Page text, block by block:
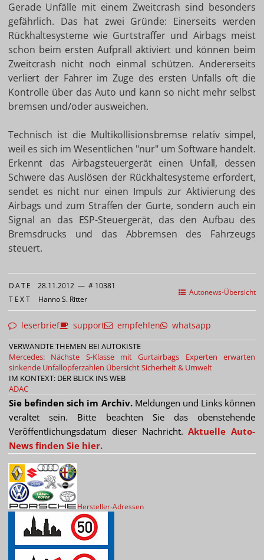
Gerade Unfälle mit einem Zweitcrash sind besonders
gefährlich. Das hat zwei Gründe: Einerseits werden
Rückhaltesysteme wie Gurtstraffer und Airbags meist
schon beim ersten Aufprall aktiviert und können beim
Zweitcrash nicht noch einmal schützen. Andererseits
verliert der Fahrer im Zuge des ersten Unfalls oft die
Kontrolle über das Auto und kann so nicht mehr selbst
bremsen und/oder ausweichen.
Technisch ist die Multikollisionsbremse relativ simpel,
weil es sich im Wesentlichen "nur" um Software handelt.
Erkennt das Airbagsteuergerät einen Unfall, dessen
Schwere das Auslösen der Rückhaltesysteme erfordert,
sendet es nicht nur einen Impuls zur Aktivierung des
Airbags und zum Straffen der Gurte, sondern auch ein
Signal an das ESP-Steuergerät, das den Aufbau des
Bremsdrucks und das Abbremsen des Fahrzeugs
steuert.
Autonews-Übersicht
DATE 28.11.2012 — # 10381
TEXT Hanno S. Ritter
leserbrief support empfehlen whatsapp
VERWANDTE THEMEN BEI AUTOKISTE
Mercedes: Nächste S-Klasse mit Gurtairbags
Experten erwarten
sinkende Unfallopferzahlen Übersicht Sicherheit & Umwelt
IM KONTEXT: DER BLICK INS WEB
ADAC
Sie befinden sich im Archiv.Meldungen und Links können
veraltet sein. Bitte beachten Sie das obenstehende
Veröffentlichungsdatum dieser Nachricht.Aktuelle Auto-
News finden Sie hier.
Hersteller-Adressen